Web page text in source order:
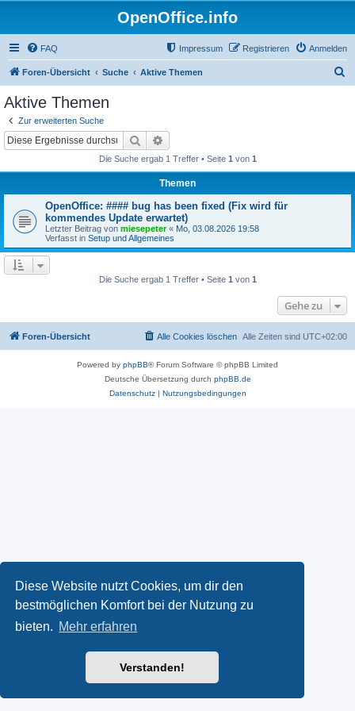
Diese Website nutzt Cookies, um dir den
bestmöglichen Komfort bei der Nutzung zu
bieten. Mehr erfahren
Verstanden!
OpenOffice.info
FAQ Anmelden
Registrieren
Impressum
Foren-Übersicht Suche Aktive Themen
Aktive Themen
Zur erweiterten Suche
Suche
Die Suche ergab 1 Treffer • Seite 1 von 1
Themen
OpenOffice: #### bug has been fixed (Fix wird für
kommendes Update erwartet)
Letzter Beitrag von miesepeter« Mo, 03.08.2026 19:58
Verfasst in Setup und Allgemeines
Die Suche ergab 1 Treffer • Seite 1 von 1
Gehe zu
Foren-Übersicht Alle Zeiten sind UTC+02:00
Alle Cookies löschen
Powered by phpBB® Forum Software © phpBB Limited
Deutsche Übersetzung durch phpBB.de
Datenschutz| Nutzungsbedingungen